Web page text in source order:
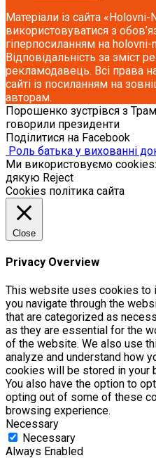
Матеріали із сайта
використовуватися з
гіперпосиланням на holovni-
Відповідальність за зміст
рекламодавець. Всі права
сайті із посиланням на
авторам.
Порошенко зустрівся з
говорили президенти
Поділитися на Facebook
Роль батька у вихованні
Ми використовуємо cookies:
дякую Reject
Cookies політика сайта
Close
Privacy Overview
This website uses cookies to
you navigate through the
that are categorized as
as they are essential for the
of the website. We also use
analyze and understand how
cookies will be stored in your
You also have the option to
opting out of some of these
browsing experience.
Necessary
Necessary
Always Enabled